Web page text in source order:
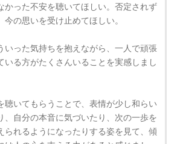
かった不安を聴いてほしい。否定されず
今の思いを受け止めてほしい。
いった気持ちを抱えながら、一人で頑張
いる方がたくさんいることを実感しまし
聴いてもらうことで、表情が少し和らい
、自分の本音に気づいたり、次の一歩を
られるようになったりする姿を見て、傾